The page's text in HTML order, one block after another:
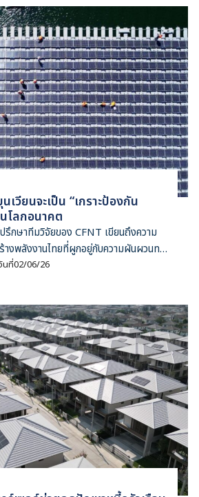
ไม่จำเป็นต้องกู้เงินเพิ่มเติมแต่อย่างใด
วียนจะเป็น “เกราะป้องกัน
โลกอนาคต
กษาทีมวิจัยของ CFNT เขียนถึงความ
างพลังงานไทยที่ผูกอยู่กับความผันผวนทาง
พลังงานหมุนเวียนถึงเป็น "เกราะป้องกัน"
นที่02/06/26